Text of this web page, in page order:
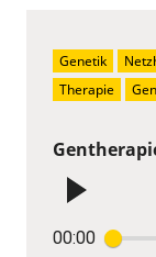
00:00
Genetik
Therapie